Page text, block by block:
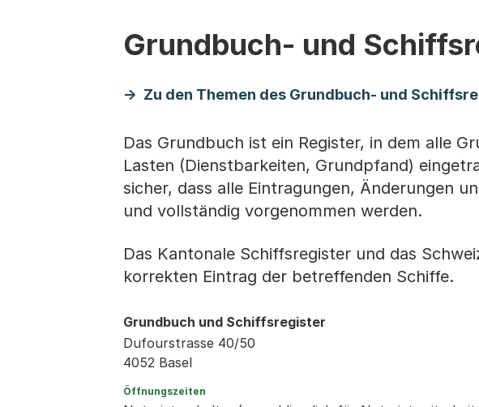
Grundbuch- und
Zu den Themen des Grundbuch- und
Das Grundbuch ist ein Register, in dem alle
Lasten (Dienstbarkeiten, Grundpfand)
sicher, dass alle Eintragungen, Änderungen
und vollständig vorgenommen werden.
Das Kantonale Schiffsregister und das
korrekten Eintrag der betreffenden Schiffe.
Grundbuch und Schiffsregister
Dufourstrasse 40/50
4052 Basel
Öffnungszeiten